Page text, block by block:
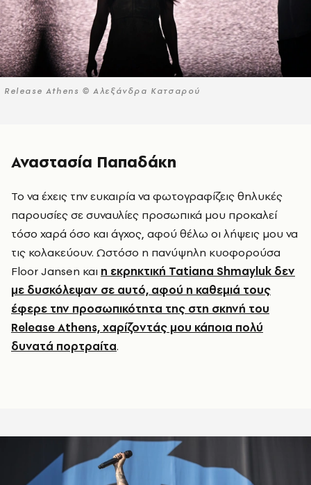
Release Athens © Αλεξάνδρα Κατσαρού
Αναστασία Παπαδάκη
Το να έχεις την ευκαιρία να φωτογραφίζεις θηλυκές
παρουσίες σε συναυλίες προσωπικά μου προκαλεί
τόσο χαρά όσο και άγχος, αφού θέλω οι λήψεις μου να
τις κολακεύουν. Ωστόσο η πανύψηλη κυοφορούσα
Floor Jansen και η εκρηκτική Tatiana Shmayluk δεν
με δυσκόλεψαν σε αυτό, αφού η καθεμιά τους
έφερε την προσωπικότητα της στη σκηνή του
Release Athens, χαρίζοντάς μου κάποια πολύ
δυνατά πορτραίτα.